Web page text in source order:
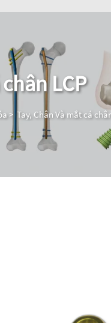
LCP
> Tay, Chân Và mắt cá